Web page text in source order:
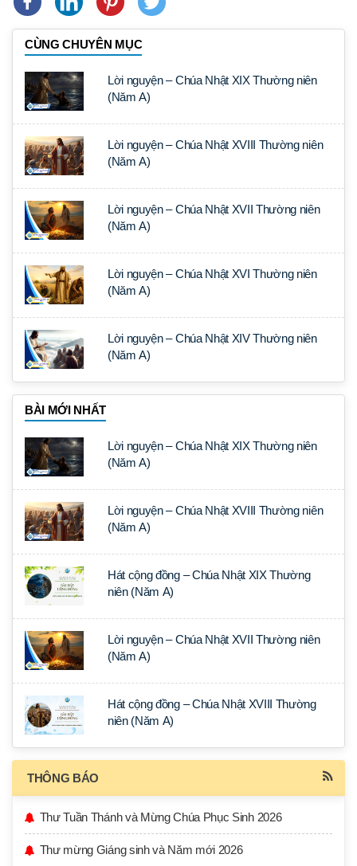
CÙNG CHUYÊN MỤC
Lời nguyện – Chúa Nhật XIX Thường niên
(Năm A)
Lời nguyện – Chúa Nhật XVIII Thường niên
(Năm A)
Lời nguyện – Chúa Nhật XVII Thường niên
(Năm A)
Lời nguyện – Chúa Nhật XVI Thường niên
(Năm A)
Lời nguyện – Chúa Nhật XIV Thường niên
(Năm A)
BÀI MỚI NHẤT
Lời nguyện – Chúa Nhật XIX Thường niên
(Năm A)
Lời nguyện – Chúa Nhật XVIII Thường niên
(Năm A)
Hát cộng đồng – Chúa Nhật XIX Thường
niên (Năm A)
Lời nguyện – Chúa Nhật XVII Thường niên
(Năm A)
Hát cộng đồng – Chúa Nhật XVIII Thường
niên (Năm A)
THÔNG BÁO
Thư Tuần Thánh và Mừng Chúa Phục Sinh 2026
Thư mừng Giáng sinh và Năm mới 2026